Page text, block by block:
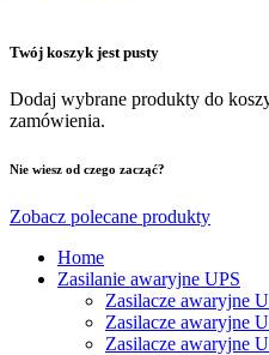
Twój koszyk jest pusty
Dodaj wybrane produkty do
zamówienia.
Nie wiesz od czego zacząć?
Zobacz polecane produkty
Home
Zasilanie awaryjne UPS
Zasilacze awaryjne
Zasilacze awaryjne
Zasilacze awaryjne